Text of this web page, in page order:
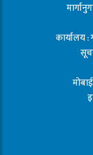
कार्यालय